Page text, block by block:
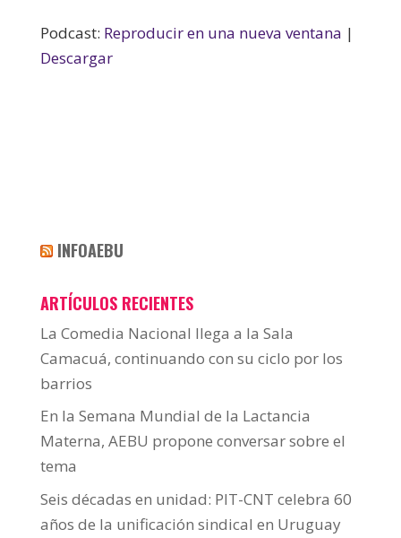
Podcast: Reproducir en una nueva ventana |
Descargar
INFOAEBU
ARTÍCULOS RECIENTES
La Comedia Nacional llega a la Sala
Camacuá, continuando con su ciclo por los
barrios
En la Semana Mundial de la Lactancia
Materna, AEBU propone conversar sobre el
tema
Seis décadas en unidad: PIT-CNT celebra 60
años de la unificación sindical en Uruguay